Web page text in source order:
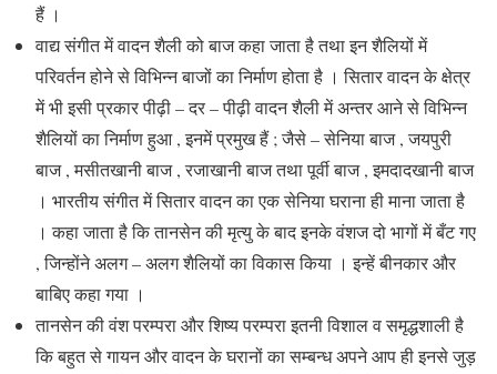
हैं ।
वाद्य संगीत में वादन शैली को बाज कहा जाता है तथा इन शैलियों में
परिवर्तन होने से विभिन्न बाजों का निर्माण होता है । सितार वादन के क्षेत्र
में भी इसी प्रकार पीढ़ी – दर – पीढ़ी वादन शैली में अन्तर आने से विभिन्न
शैलियों का निर्माण हुआ , इनमें प्रमुख हैं ; जैसे – सेनिया बाज , जयपुरी
बाज , मसीतखानी बाज , रजाखानी बाज तथा पूर्वी बाज , इमदादखानी बाज
। भारतीय संगीत में सितार वादन का एक सेनिया घराना ही माना जाता है
। कहा जाता है कि तानसेन की मृत्यु के बाद इनके वंशज दो भागों में बँट गए
, जिन्होंने अलग – अलग शैलियों का विकास किया । इन्हें बीनकार और
बाबिए कहा गया ।
तानसेन की वंश परम्परा और शिष्य परम्परा इतनी विशाल व समृद्धशाली है
कि बहुत से गायन और वादन के घरानों का सम्बन्ध अपने आप ही इनसे जुड़